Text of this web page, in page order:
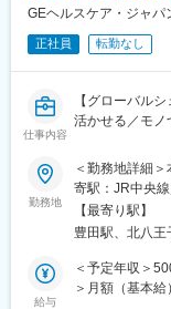
・PMDA 相談
担当者との折衝
ラム医療機器を
に許認可の維持
・社内での薬
ど）の遂行
薬事グループ
ります。シニア
ッフの人材育
・外資系企業
しつつも、日
GEヘルスケア・ジャパ
正社員 転勤なし
仕事内容
【グローバル
活かせる／モノ
■業務概要：
医療機器の新
て、生産技術
ドいただきます
品質・安全・
製造・品質な
勤務地
＜勤務地詳細
寄駅：JR中央
囲：会社の定
【最寄り駅】
豊田駅、北八
給与
＜予定年収＞
＞月額（基本